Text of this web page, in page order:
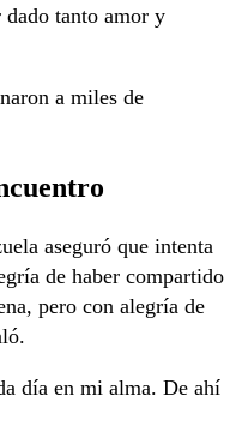
dado tanto amor y
a miles de
aseguró que intenta
de haber compartido
pero con alegría de
día en mi alma. De ahí